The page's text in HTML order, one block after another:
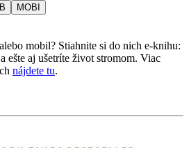
MOBI
mobil? Stiahnite si do nich e-knihu:
ešte aj ušetríte život stromom. Viac
nájdete tu.